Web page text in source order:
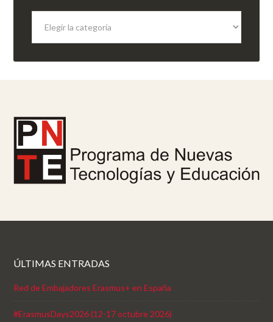
ÚLTIMAS ENTRADAS
Red de Embajadores Erasmus+ en España
#ErasmusDays2026 (12-17 octubre 2026)